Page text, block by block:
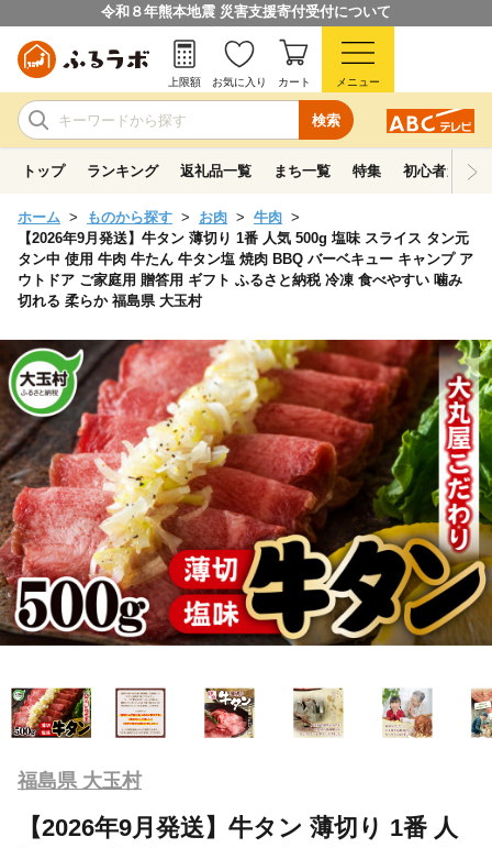
令和８年熊本地震 災害支援寄付受付について
検索
上限額 お気に入り カート メニュー
トップ ランキング 返礼品一覧 まち一覧 特集 初心者ガイド
ホーム ものから探す お肉
牛肉
【2026年9月発送】牛タン 薄切り 1番 人気 500g 塩味 スライス タン元
タン中 使用 牛肉 牛たん 牛タン塩 焼肉 BBQ バーベキュー キャンプ ア
ウトドア ご家庭用 贈答用 ギフト ふるさと納税 冷凍 食べやすい 噛み
切れる 柔らか 福島県 大玉村
福島県 大玉村
【2026年9月発送】牛タン 薄切り 1番 人